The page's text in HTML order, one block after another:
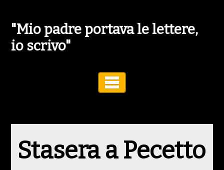
"Mio padre portava le lettere,
io scrivo"
Stasera a Pecetto